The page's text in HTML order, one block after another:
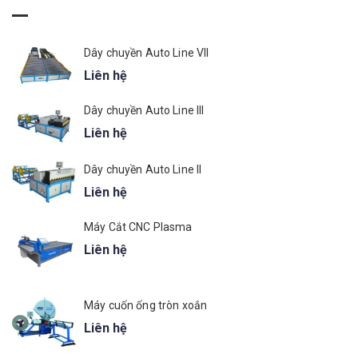
Dây chuyền Auto Line VII
Liên hệ
Dây chuyền Auto Line III
Liên hệ
Dây chuyền Auto Line II
Liên hệ
Máy Cắt CNC Plasma
Liên hệ
Máy cuốn ống tròn xoắn
Liên hệ